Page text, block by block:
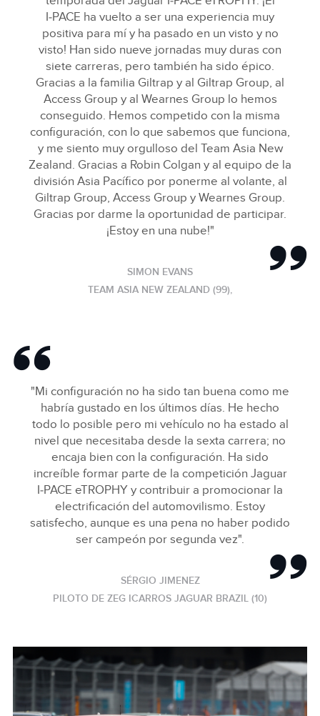
I‑PACE ha vuelto a ser una experiencia muy
positiva para mí y ha pasado en un visto y no
visto! Han sido nueve jornadas muy duras con
siete carreras, pero también ha sido épico.
Gracias a la familia Giltrap y al Giltrap Group, al
Access Group y al Wearnes Group lo hemos
conseguido. Hemos competido con la misma
configuración, con lo que sabemos que funciona,
y me siento muy orgulloso del Team Asia New
Zealand. Gracias a Robin Colgan y al equipo de la
división Asia Pacífico por ponerme al volante, al
Giltrap Group, Access Group y Wearnes Group.
Gracias por darme la oportunidad de participar.
¡Estoy en una nube!"
SIMON EVANS
TEAM ASIA NEW ZEALAND (99),
"Mi configuración no ha sido tan buena como me
habría gustado en los últimos días. He hecho
todo lo posible pero mi vehículo no ha estado al
nivel que necesitaba desde la sexta carrera; no
encaja bien con la configuración. Ha sido
increíble formar parte de la competición Jaguar
I‑PACE eTROPHY y contribuir a promocionar la
electrificación del automovilismo. Estoy
satisfecho, aunque es una pena no haber podido
ser campeón por segunda vez".
SÉRGIO JIMENEZ
PILOTO DE ZEG ICARROS JAGUAR BRAZIL (10)